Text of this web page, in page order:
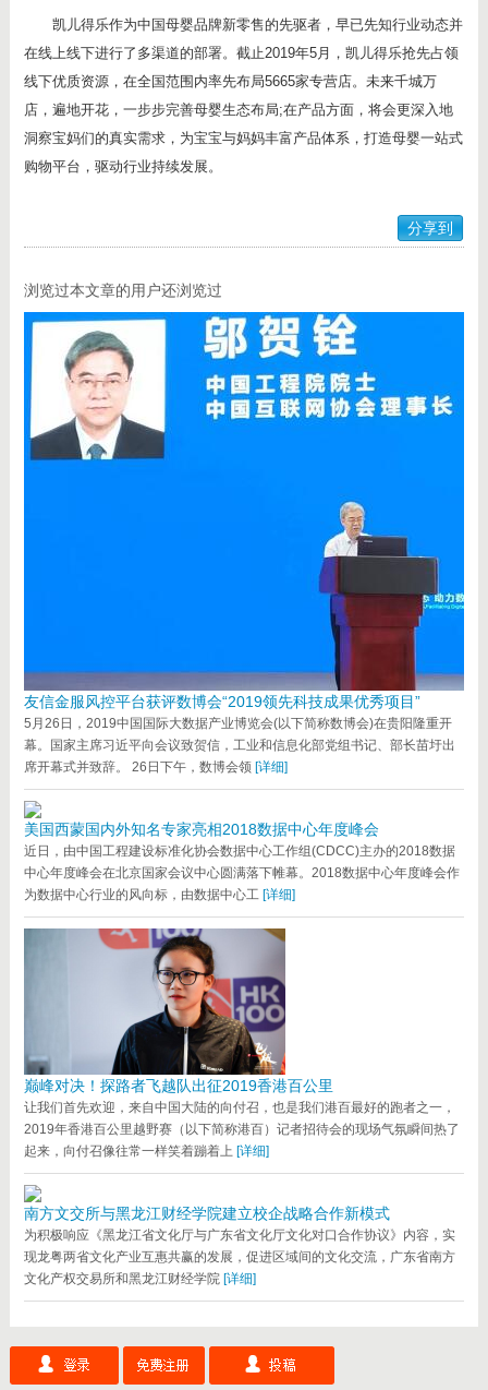
凯儿得乐作为中国母婴品牌新零售的先驱者，早已先知行业动态并
在线上线下进行了多渠道的部署。截止2019年5月，凯儿得乐抢先占领
线下优质资源，在全国范围内率先布局5665家专营店。未来千城万
店，遍地开花，一步步完善母婴生态布局;在产品方面，将会更深入地
洞察宝妈们的真实需求，为宝宝与妈妈丰富产品体系，打造母婴一站式
购物平台，驱动行业持续发展。
分享到
浏览过本文章的用户还浏览过
友信金服风控平台获评数博会“2019领先科技成果优秀项目”
5月26日，2019中国国际大数据产业博览会(以下简称数博会)在贵阳隆重开
幕。国家主席习近平向会议致贺信，工业和信息化部党组书记、部长苗圩出
席开幕式并致辞。 26日下午，数博会领 [详细]
美国西蒙国内外知名专家亮相2018数据中心年度峰会
近日，由中国工程建设标准化协会数据中心工作组(CDCC)主办的2018数据
中心年度峰会在北京国家会议中心圆满落下帷幕。2018数据中心年度峰会作
为数据中心行业的风向标，由数据中心工 [详细]
巅峰对决！探路者飞越队出征2019香港百公里
让我们首先欢迎，来自中国大陆的向付召，也是我们港百最好的跑者之一，
2019年香港百公里越野赛（以下简称港百）记者招待会的现场气氛瞬间热了
起来，向付召像往常一样笑着蹦着上 [详细]
南方文交所与黑龙江财经学院建立校企战略合作新模式
为积极响应《黑龙江省文化厅与广东省文化厅文化对口合作协议》内容，实
现龙粤两省文化产业互惠共赢的发展，促进区域间的文化交流，广东省南方
文化产权交易所和黑龙江财经学院 [详细]